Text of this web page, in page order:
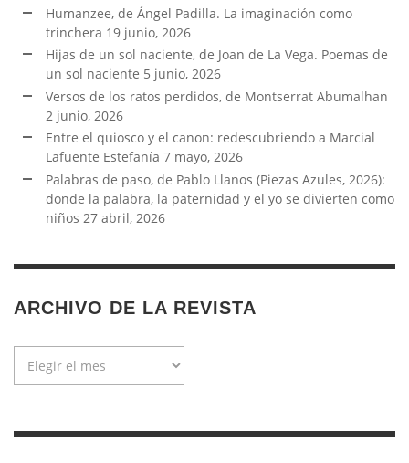
Humanzee, de Ángel Padilla. La imaginación como
trinchera 19 junio, 2026
Hijas de un sol naciente, de Joan de La Vega. Poemas de
un sol naciente 5 junio, 2026
Versos de los ratos perdidos, de Montserrat Abumalhan
2 junio, 2026
Entre el quiosco y el canon: redescubriendo a Marcial
Lafuente Estefanía 7 mayo, 2026
Palabras de paso, de Pablo Llanos (Piezas Azules, 2026):
donde la palabra, la paternidad y el yo se divierten como
niños 27 abril, 2026
ARCHIVO DE LA REVISTA